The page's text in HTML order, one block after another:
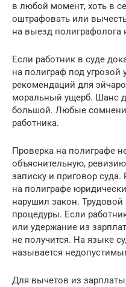
в любой момент, хоть в
оштрафовать или
на выезд полиграфолога
Если работник в суде
на полиграф под угрозой
рекомендаций для
моральный ущерб. Шанс
большой. Любые
работника.
Проверка на полиграфе
объяснительную,
записку и приговор суда.
на полиграфе
нарушил закон. Трудовой
процедуры. Если
или удержание из
не получится. На языке
называется
Для вычетов из